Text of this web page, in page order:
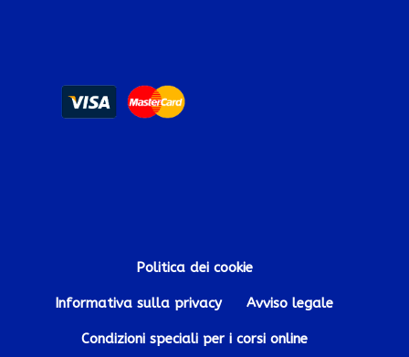
Politica dei cookie
Informativa sulla privacy Avviso legale
Condizioni speciali per i corsi online